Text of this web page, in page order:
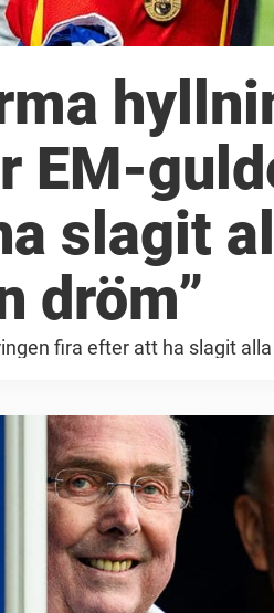
EM-
slagit
dröm”
fira efter att ha slagit